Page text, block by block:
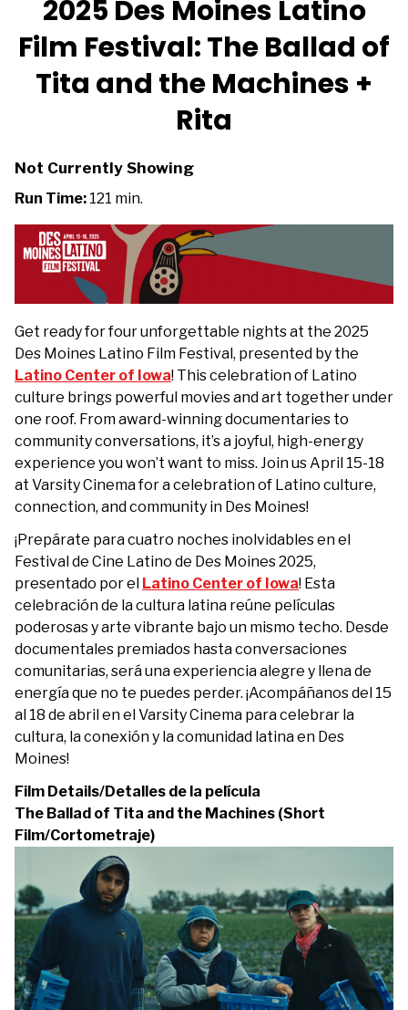
for
2025
Moines
Latino
Film
Tita
and
Machines
+
Rita
2025 Des Moines Latino
Film Festival: The Ballad of
Tita and the Machines +
Rita
Not Currently Showing
Run Time: 121 min.
Get ready for four unforgettable nights at the 2025
Des Moines Latino Film Festival, presented by the
Latino Center of Iowa! This celebration of Latino
culture brings powerful movies and art together under
one roof. From award-winning documentaries to
community conversations, it’s a joyful, high-energy
experience you won’t want to miss. Join us April 15-18
at Varsity Cinema for a celebration of Latino culture,
connection, and community in Des Moines!
¡Prepárate para cuatro noches inolvidables en el
Festival de Cine Latino de Des Moines 2025,
presentado por el Latino Center of Iowa! Esta
celebración de la cultura latina reúne películas
poderosas y arte vibrante bajo un mismo techo. Desde
documentales premiados hasta conversaciones
comunitarias, será una experiencia alegre y llena de
energía que no te puedes perder. ¡Acompáñanos del 15
al 18 de abril en el Varsity Cinema para celebrar la
cultura, la conexión y la comunidad latina en Des
Moines!
Film Details/Detalles de la película
The Ballad of Tita and the Machines (Short
Film/Cortometraje)